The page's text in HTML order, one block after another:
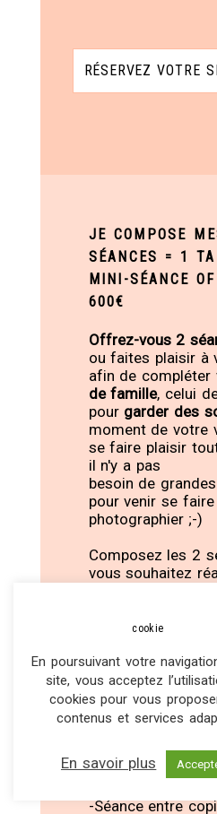
RÉSERVEZ VOTRE
JE COMPOSE
SÉANCES = 1
MINI-SÉANCE
600€
Offrez-vous 2
ou faites plaisir à
afin de compléter
de famille, celui
pour garder des
moment de votre
se faire plaisir
il n'y a pas
besoin de
pour venir se faire
photographier ;-)
Composez les 2
vous souhaitez
une large
-Séance
-Séance
-Séance
Papa&Moi au
-Séance Grand
(supplément
-Séance Famille
-Séance Portrait
-Séance entre
cookie
En poursuivant votre
site, vous acceptez
cookies pour vous
contenus et services
En savoir plus